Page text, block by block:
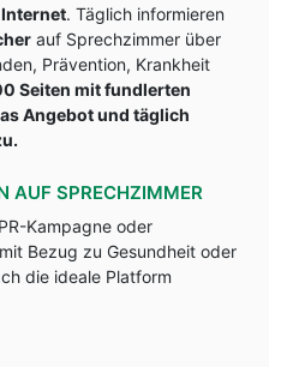
. Täglich informieren
auf Sprechzimmer über
Prävention, Krankheit
Seiten mit fundlerten
Angebot und täglich
AUF SPRECHZIMMER
Kampagne oder
Bezug zu Gesundheit oder
die ideale Platform